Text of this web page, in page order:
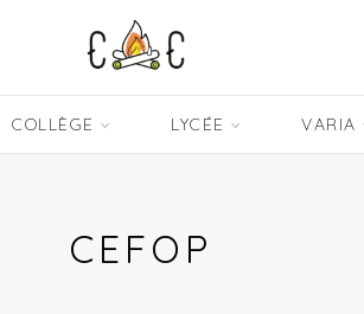
COLLÈGE LYCÉE VARIA
CEFOP